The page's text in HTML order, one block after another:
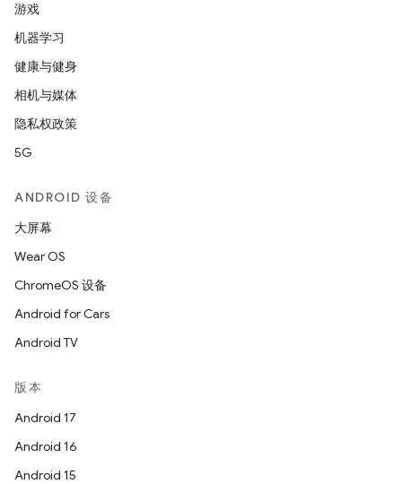
游戏
机器学习
健康与健身
相机与媒体
隐私权政策
5G
ANDROID 设备
大屏幕
Wear OS
ChromeOS 设备
Android for Cars
Android TV
版本
Android 17
Android 16
Android 15